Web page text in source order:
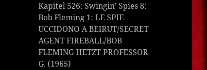
Kapitel 526: Swingin’ Spies 8:
Bob Fleming 1: LE SPIE
UCCIDONO A BEIRUT/SECRET
AGENT FIREBALL/BOB
FLEMING HETZT PROFESSOR
G. (1965)